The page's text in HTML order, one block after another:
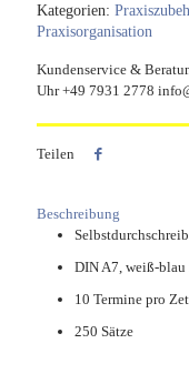
Kategorien:
Praxisorganisation
Kundenservice &
Uhr +49 7931 2778
Teilen
Beschreibung
DIN A7, weiß-blau
10 Termine pro
250 Sätze